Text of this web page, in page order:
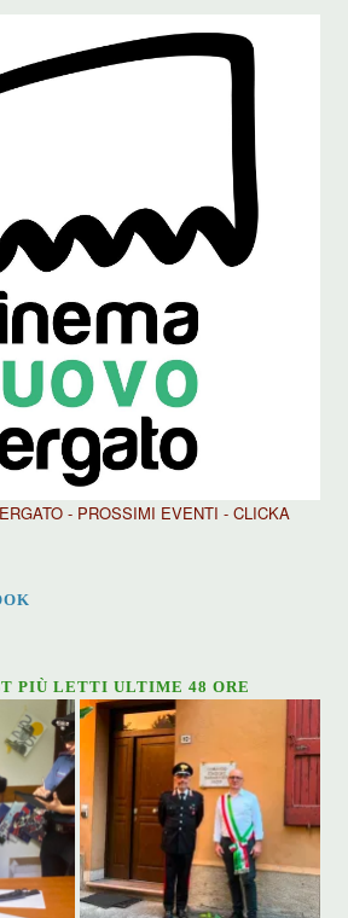
- PROSSIMI EVENTI - CLICKA
PIÙ LETTI ULTIME 48 ORE